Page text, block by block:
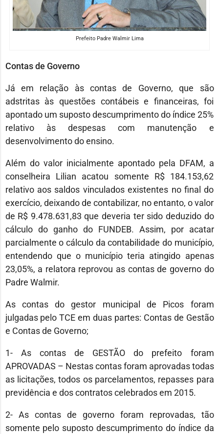
Prefeito Padre Walmir Lima
Contas de Governo
Já em relação às contas de Governo, que são
adstritas às questões contábeis e financeiras, foi
apontado um suposto descumprimento do índice 25%
relativo às despesas com manutenção e
desenvolvimento do ensino.
Além do valor inicialmente apontado pela DFAM, a
conselheira Lilian acatou somente R$ 184.153,62
relativo aos saldos vinculados existentes no final do
exercício, deixando de contabilizar, no entanto, o valor
de R$ 9.478.631,83 que deveria ter sido deduzido do
cálculo do ganho do FUNDEB. Assim, por acatar
parcialmente o cálculo da contabilidade do município,
entendendo que o município teria atingido apenas
23,05%, a relatora reprovou as contas de governo do
Padre Walmir.
As contas do gestor municipal de Picos foram
julgadas pelo TCE em duas partes: Contas de Gestão
e Contas de Governo;
1- As contas de GESTÃO do prefeito foram
APROVADAS – Nestas contas foram aprovadas todas
as licitações, todos os parcelamentos, repasses para
previdência e dos contratos celebrados em 2015.
2- As contas de governo foram reprovadas, tão
somente pelo suposto descumprimento do índice da